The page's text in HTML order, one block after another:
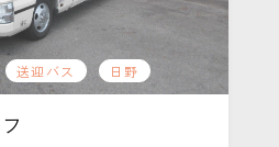
送迎バス 日野